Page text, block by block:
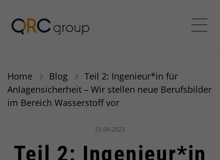
Home Blog
Teil 2: Ingenieur*in für
Anlagensicherheit – Wir stellen neue Berufsbilder
im Bereich Wasserstoff vor
Veröffentlicht am:
25.04.2023
Teil 2: Ingenieur*in